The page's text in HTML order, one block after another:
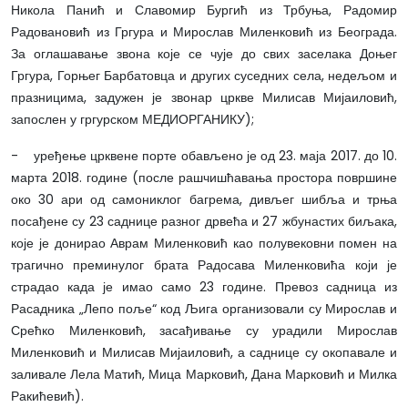
Никола Панић и Славомир Бургић из Трбуња, Радомир
Радовановић из Гргура и Мирослав Миленковић из Београда.
За оглашавање звона које се чује до свих заселака Доњег
Гргура, Горњег Барбатовца и других суседних села, недељом и
празницима, задужен је звонар цркве Милисав Мијаиловић,
запослен у гргурском МЕДИОРГАНИКУ);
- уређење црквене порте обављено је од 23. маја 2017. до 10.
марта 2018. године (после рашчишћавања простора површине
око 30 ари од самониклог багрема, дивљег шибља и трња
посађене су 23 саднице разног дрвећа и 27 жбунастих биљака,
које је донирао Аврам Миленковић као полувековни помен на
трагично преминулог брата Радосава Миленковића који је
страдао када је имао само 23 године. Превоз садница из
Расадника „Лепо поље“ код Љига организовали су Мирослав и
Срећко Миленковић, засађивање су урадили Мирослав
Миленковић и Милисав Мијаиловић, а саднице су окопавале и
заливале Лела Матић, Мица Марковић, Дана Марковић и Милка
Ракићевић).